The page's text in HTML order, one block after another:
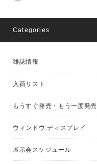
Categories
雑誌情報
入荷リスト
もうすぐ発売・もう一度発売
ウィンドウ ディスプレイ
展示会スケジュール